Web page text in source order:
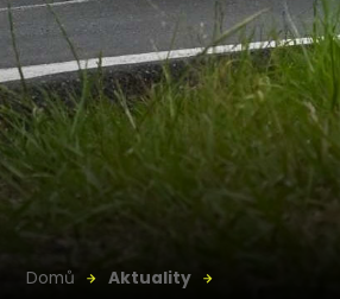
Domů Aktuality